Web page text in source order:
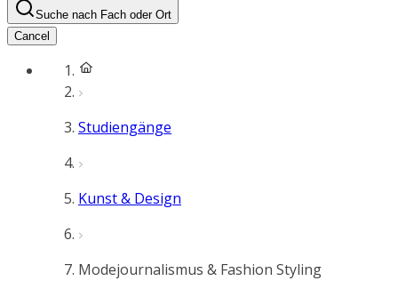
Suche nach Fach oder Ort
Cancel
Studiengänge
Kunst & Design
Modejournalismus & Fashion Styling